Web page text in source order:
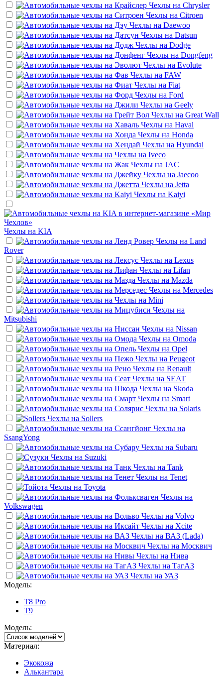
Чехлы на Chrysler
Чехлы на Citroen
Чехлы на Daewoo
Чехлы на Datsun
Чехлы на Dodge
Чехлы на Dongfeng
Чехлы на Evolute
Чехлы на FAW
Чехлы на Fiat
Чехлы на Ford
Чехлы на Geely
Чехлы на Great Wall
Чехлы на Haval
Чехлы на Honda
Чехлы на Hyundai
Чехлы на Iveco
Чехлы на JAC
Чехлы на Jaecoo
Чехлы на Jetta
Чехлы на Kaiyi
Чехлы на KIA
Чехлы на Land
Rover
Чехлы на Lexus
Чехлы на Lifan
Чехлы на Mazda
Чехлы на Mercedes
Чехлы на Mini
Чехлы на
Mitsubishi
Чехлы на Nissan
Чехлы на Omoda
Чехлы на Opel
Чехлы на Peugeot
Чехлы на Renault
Чехлы на SEAT
Чехлы на Skoda
Чехлы на Smart
Чехлы на Solaris
Чехлы на Sollers
Чехлы на
SsangYong
Чехлы на Subaru
Чехлы на Suzuki
Чехлы на Tank
Чехлы на Tenet
Чехлы на Toyota
Чехлы на
Volkswagen
Чехлы на Volvo
Чехлы на Xcite
Чехлы на ВАЗ (Lada)
Чехлы на Москвич
Чехлы на Нива
Чехлы на ТагАЗ
Чехлы на УАЗ
Модель:
T8 Pro
T9
Модель:
Материал:
Экокожа
Алькантара